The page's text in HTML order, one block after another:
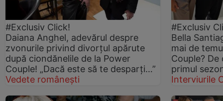
#Exclusiv Click!
Daiana Anghel, adevărul despre
zvonurile privind divorțul apărute
după ciondănelile de la Power
Couple! „Dacă este să te desparți…”
Vedete românești
#Exclusiv
Bella
mai de
Couple? De
primul
Interviurile